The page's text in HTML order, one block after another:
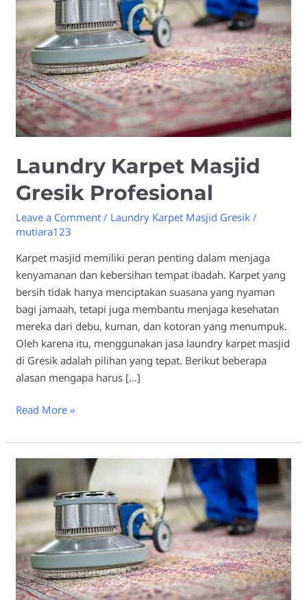
Laundry Karpet Masjid
Gresik Profesional
Leave a Comment / Laundry Karpet Masjid Gresik /
mutiara123
Karpet masjid memiliki peran penting dalam menjaga
kenyamanan dan kebersihan tempat ibadah. Karpet yang
bersih tidak hanya menciptakan suasana yang nyaman
bagi jamaah, tetapi juga membantu menjaga kesehatan
mereka dari debu, kuman, dan kotoran yang menumpuk.
Oleh karena itu, menggunakan jasa laundry karpet masjid
di Gresik adalah pilihan yang tepat. Berikut beberapa
alasan mengapa harus […]
Gresik
Profesional
Read More »
Memilih
Laundry
Karpet
Masjid
Gresik